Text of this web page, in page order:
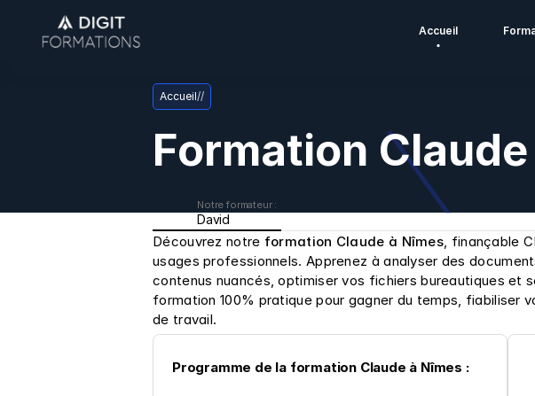
Accueil//
Formation
Notre formateur :
David
Découvrez notre formation Claude à Nîmes, finançable
usages professionnels. Apprenez à analyser des
contenus nuancés, optimiser vos fichiers bureautiques et
formation 100% pratique pour gagner du temps, fiabiliser
de travail.
Programme de la formation Claude à Nîmes :
Accueil